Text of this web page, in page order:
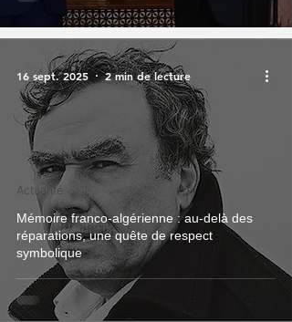
Mémoire franco-algérienne : au-delà des
réparations, une quête de respect
symbolique
Actualité
16 sept. 2025 2 min de lecture